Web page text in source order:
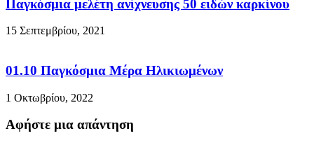
Παγκόσμια μελέτη ανίχνευσης 50 ειδών καρκίνου
15 Σεπτεμβρίου, 2021
01.10 Παγκόσμια Μέρα Ηλικιωμένων
1 Οκτωβρίου, 2022
Αφήστε μια απάντηση